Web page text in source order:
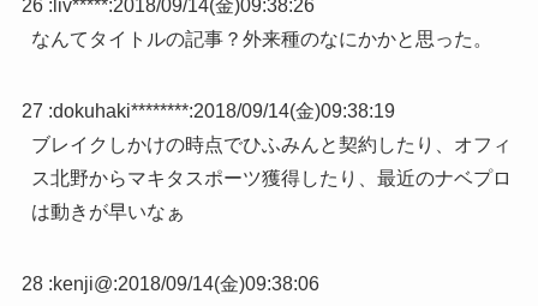
26 : liv*****:2018/09/14(金)09:38:26
なんてタイトルの記事？外来種のなにかかと思った。
27 :dokuhaki********:2018/09/14(金)09:38:19
ブレイクしかけの時点でひふみんと契約したり、オフィ
ス北野からマキタスポーツ獲得したり、最近のナベプロ
は動きが早いなぁ
28 :kenji@:2018/09/14(金)09:38:06